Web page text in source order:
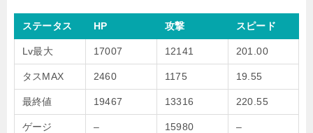
ステータス HP 攻撃 スピード
Lv最大 17007 12141 201.00
タスMAX 2460 1175 19.55
最終値 19467 13316 220.55
ゲージ – 15980 –